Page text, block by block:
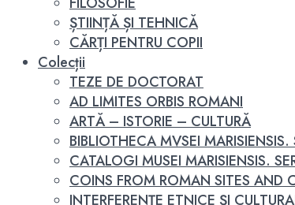
ȘTIINȚĂ ȘI TEHNICĂ
CĂRȚI PENTRU COPII
Colecții
TEZE DE DOCTORAT
AD LIMITES ORBIS ROMANI
ARTĂ – ISTORIE – CULTURĂ
BIBLIOTHECA MVSEI
CATALOGI MUSEI MARISIENSIS.
COINS FROM ROMAN SITES AND
INTERFERENŢE ETNICE ŞI